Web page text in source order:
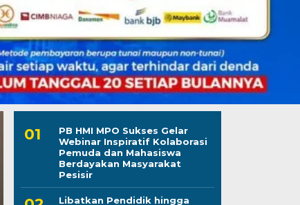
PB HMI MPO Sukses Gelar
Webinar Inspiratif Kolaborasi
Pemuda dan Mahasiswa
Berdayakan Masyarakat
Pesisir
Libatkan Pendidik hingga